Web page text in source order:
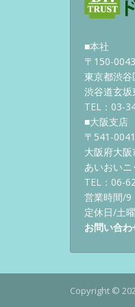
■本社
〒150-0043
東京都渋
渋谷道玄
TEL：03-
■大阪支店
〒541-0041
大阪府大
あいおい
TEL：06-
営業時間/9
定休日/土
お問い合わ
Copyright ©